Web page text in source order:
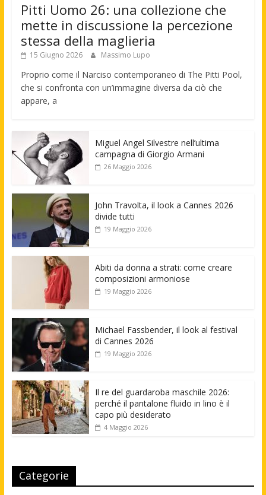
Pitti Uomo 26: una collezione che
mette in discussione la percezione
stessa della maglieria
15 Giugno 2026 Massimo Lupo
Proprio come il Narciso contemporaneo di The Pitti Pool,
che si confronta con un’immagine diversa da ciò che
appare, a
Miguel Angel Silvestre nell’ultima
campagna di Giorgio Armani
26 Maggio 2026
John Travolta, il look a Cannes 2026
divide tutti
19 Maggio 2026
Abiti da donna a strati: come creare
composizioni armoniose
19 Maggio 2026
Michael Fassbender, il look al festival
di Cannes 2026
19 Maggio 2026
Il re del guardaroba maschile 2026:
perché il pantalone fluido in lino è il
capo più desiderato
4 Maggio 2026
Categorie